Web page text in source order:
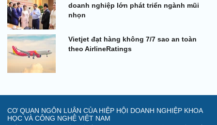
doanh nghiệp lớn phát triển ngành mũi
nhọn
Vietjet đạt hàng không 7/7 sao an toàn
theo AirlineRatings
CƠ QUAN NGÔN LUẬN CỦA HIỆP HỘI DOANH NGHIỆP KHOA
HỌC VÀ CÔNG NGHỆ VIỆT NAM